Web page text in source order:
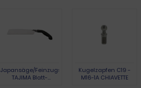
Japansäge/Feinzugsäge
TAJIMA Blatt-
Kugelzapfen C19 -
M16-1A CHIAVETTE